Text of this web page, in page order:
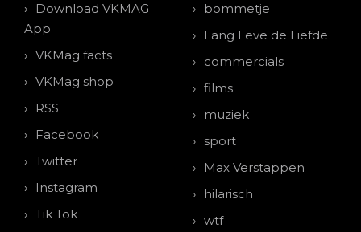
Download VKMAG
App
VKMag facts
VKMag shop
RSS
Facebook
Twitter
Instagram
Tik Tok
bommetje
Lang Leve de Liefde
commercials
films
muziek
sport
Max Verstappen
hilarisch
wtf